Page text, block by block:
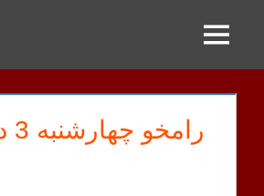
Menu
رامخو چهارشنبه 3 دی ۱۳۹۹